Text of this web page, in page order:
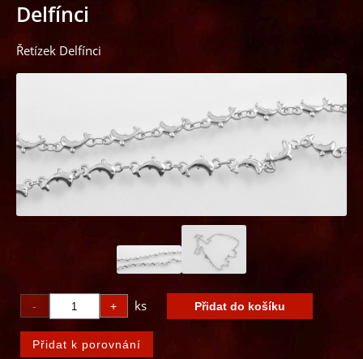
Delfínci
Řetízek Delfínci
ks